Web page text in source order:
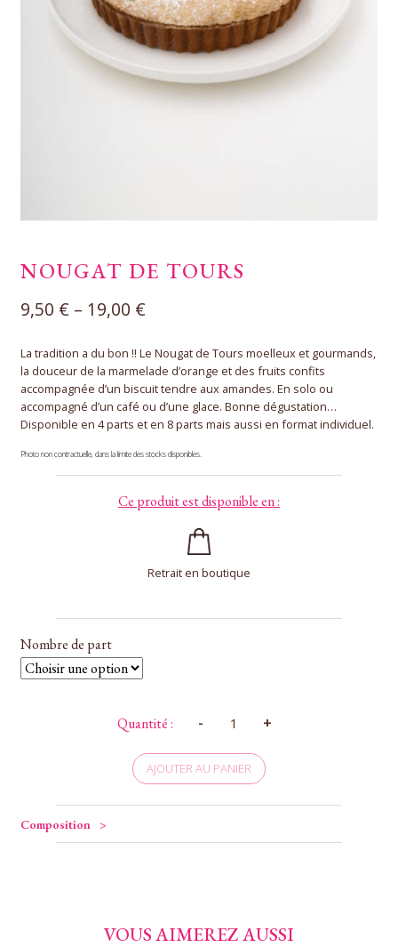
NOUGAT DE TOURS
9,50 € – 19,00 €
La tradition a du bon !! Le Nougat de Tours moelleux et gourmands,
la douceur de la marmelade d’orange et des fruits confits
accompagnée d’un biscuit tendre aux amandes. En solo ou
accompagné d’un café ou d’une glace. Bonne dégustation…
Disponible en 4 parts et en 8 parts mais aussi en format individuel.
Photo non contractuelle, dans la limite des stocks disponibles.
Ce produit est disponible en :
Retrait en boutique
Nombre de part
Quantité : -
de
Tours
+
AJOUTER AU PANIER
Composition
VOUS AIMEREZ AUSSI